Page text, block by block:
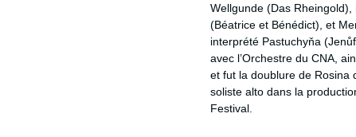
Wellgunde (Das
(Béatrice et Bénédict), et
interprété Pastuchyňa
avec l’Orchestre du CNA,
et fut la doublure de Rosina
soliste alto dans la
Festival.